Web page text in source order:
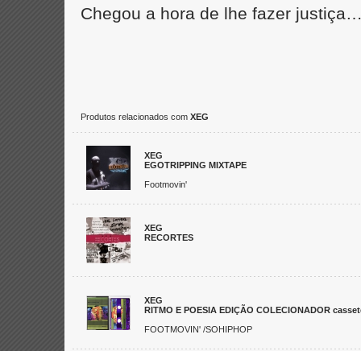
Chegou a hora de lhe fazer
Produtos relacionados com XEG
XEG
EGOTRIPPING MIXTAPE
Footmovin'
XEG
RECORTES
XEG
RITMO E POESIA EDIÇÃO COLECIONADOR
FOOTMOVIN' /SOHIPHOP